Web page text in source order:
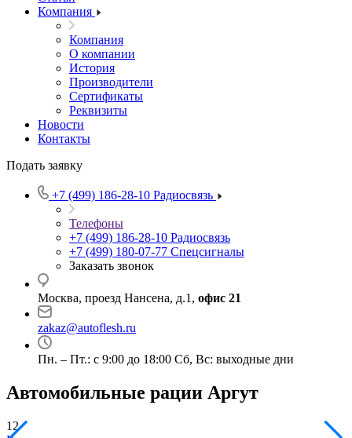
Компания
Компания
О компании
История
Производители
Сертификаты
Реквизиты
Новости
Контакты
Подать заявку
+7 (499) 186-28-10 Радиосвязь
Телефоны
+7 (499) 186-28-10 Радиосвязь
+7 (499) 180-07-77 Спецсигналы
Заказать звонок
Москва, проезд Нансена, д.1, офис 21
zakaz@autoflesh.ru
Пн. – Пт.: с 9:00 до 18:00 Cб, Вс: выходные дни
Автомобильные рации Аргут
12